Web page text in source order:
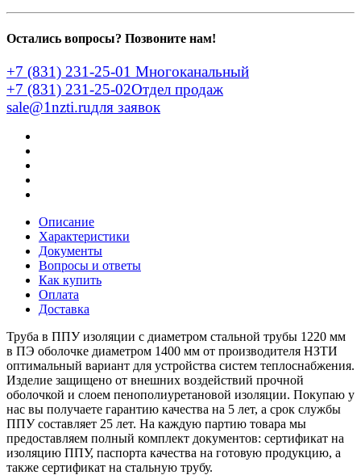
Остались вопросы? Позвоните нам!
+7 (831) 231-25-01 Многоканальный
+7 (831) 231-25-02Отдел продаж
sale@1nzti.ruдля заявок
Описание
Характеристики
Документы
Вопросы и ответы
Как купить
Оплата
Доставка
Труба в ППУ изоляции с диаметром стальной трубы 1220 мм
в ПЭ оболочке диаметром 1400 мм от производителя НЗТИ
оптимальный вариант для устройства систем теплоснабжения.
Изделие защищено от внешних воздействий прочной
оболочкой и слоем пенополиуретановой изоляции. Покупаю у
нас вы получаете гарантию качества на 5 лет, а срок службы
ППУ составляет 25 лет. На каждую партию товара мы
предоставляем полный комплект документов: сертификат на
изоляцию ППУ, паспорта качества на готовую продукцию, а
также сертификат на стальную трубу.